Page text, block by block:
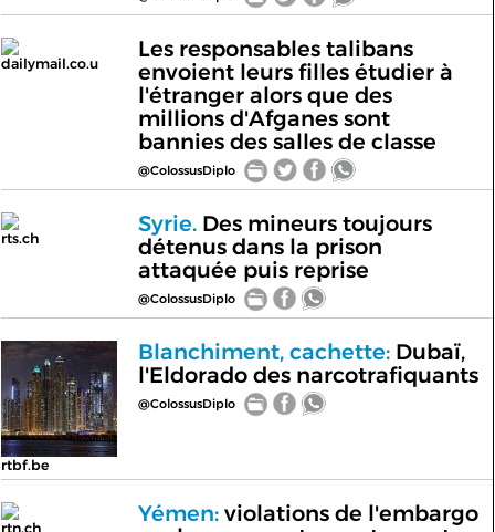
dailymail.co.u
Les responsables talibans
envoient leurs filles étudier à
l'étranger alors que des
millions d'Afganes sont
bannies des salles de classe
@ColossusDiplo
rts.ch
Syrie.Des mineurs toujours
détenus dans la prison
attaquée puis reprise
@ColossusDiplo
rtbf.be
Blanchiment, cachette:Dubaï,
l'Eldorado des narcotrafiquants
@ColossusDiplo
rtn.ch
Yémen:violations de l'embargo